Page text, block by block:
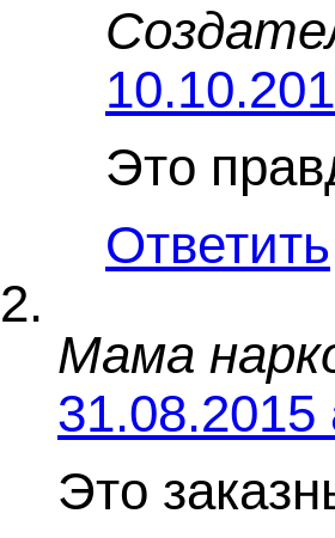
Это
Ответить
Мама
31.08.2015
Это